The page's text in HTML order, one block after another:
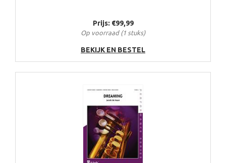
Prijs: €99,99
Op voorraad (1 stuks)
BEKIJK EN BESTEL